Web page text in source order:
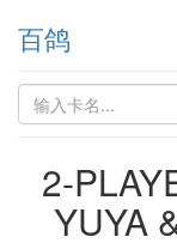
百鸽
2-
YUYA